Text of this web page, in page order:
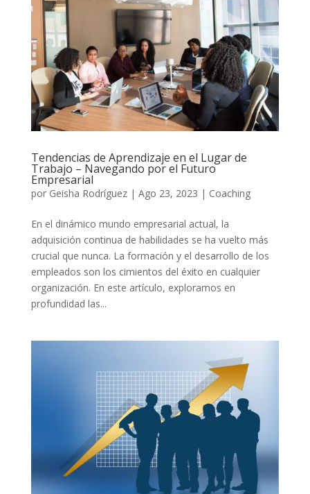
Tendencias de Aprendizaje en el Lugar de
Trabajo – Navegando por el Futuro
Empresarial
por Geisha Rodríguez| Ago 23, 2023 | Coaching
En el dinámico mundo empresarial actual, la
adquisición continua de habilidades se ha vuelto más
crucial que nunca. La formación y el desarrollo de los
empleados son los cimientos del éxito en cualquier
organización. En este artículo, exploramos en
profundidad las...